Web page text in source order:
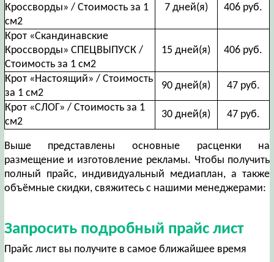
Кроссворды» / Стоимость за 1
см2
7 дней(я) 406 руб.
Крот «Скандинавские
Кроссворды» СПЕЦВЫПУСК /
Стоимость за 1 см2
15 дней(я) 406 руб.
Крот «Настоящий» / Стоимость
за 1 см2
90 дней(я)
47 руб.
Крот «СЛОГ» / Стоимость за 1
см2
30 дней(я) 47 руб.
Выше представлены основные расценки на
размещение и изготовление рекламы. Чтобы получить
полный прайс, индивидуальный медиаплан, а также
объёмные скидки, свяжитесь с нашими менеджерами:
Запросить подробный прайс лист
Прайс лист вы получите в самое ближайшее время